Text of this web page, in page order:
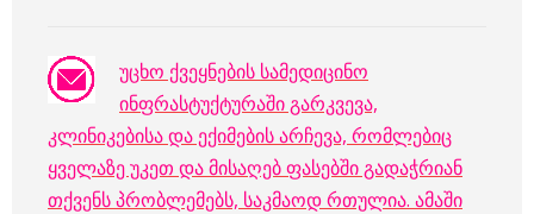
უცხო ქვეყნების სამედიცინო
ინფრასტუქტურაში გარკვევა,
კლინიკებისა და ექიმების არჩევა, რომლებიც
ყველაზე უკეთ და მისაღებ ფასებში გადაჭრიან
თქვენს პრობლემებს, საკმაოდ რთულია. ამაში